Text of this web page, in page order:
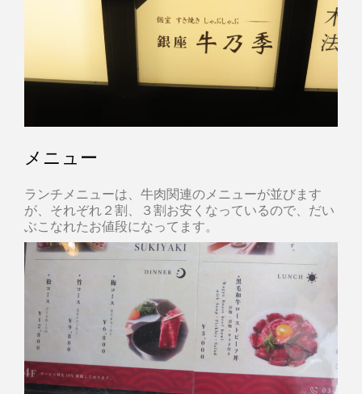
メニュー
ランチメニューは、牛肉関連のメニューが並びます
が、それぞれ２割、３割お安くなっているので、だい
ぶこなれたお値段になってます。